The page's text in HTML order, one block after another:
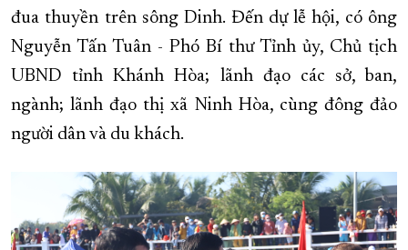
KỶ NIỆM 370 NĂM XÂY DỰNG VÀ PHÁT TRIỂN TỈNH KHÁNH HÒA
KHOẢNH KHẮC ĐẸP XỨ TRẦM
XÂY DỰNG KHÁNH HÒA TRỞ THÀNH THÀNH PHỐ TRỰC THUỘC
ĐẠI HỘI ĐẢNG CÁC CẤP TRANG CHỦ VỀ BÁO KHÁNH HÒA
đua thuyền trên sông Dinh. Đến dự lễ hội, có ông
Nguyễn Tấn Tuân - Phó Bí thư Tỉnh ủy, Chủ tịch
UBND tỉnh Khánh Hòa; lãnh đạo các sở, ban,
ngành; lãnh đạo thị xã Ninh Hòa, cùng đông đảo
người dân và du khách.